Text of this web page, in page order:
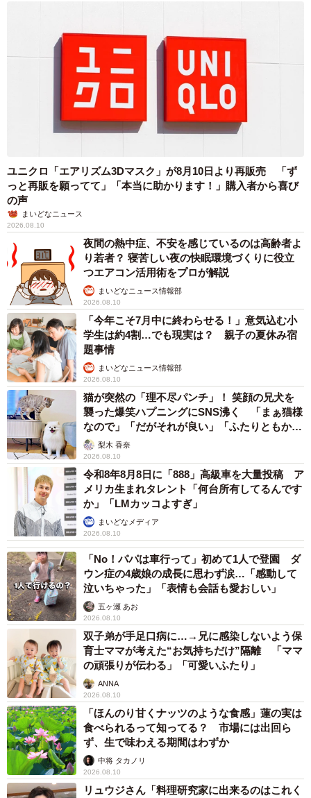
以上も持ちました。しかも自然派で罪悪感ゼロ。一方で、
見た目が大きいスナックでもサクサク系は一瞬で終了して
しまって意外でした」
長く食べ続けられるおやつ選びで重要だと感じたのは、
検証を通じて、「おやつを上手く活用して自分の時間を作
り出せるのでは」という目論見に、より確信を持てたそう
「おやつ選びにおいて栄養も大事ですが『食べている間に
親は何をできるか』が超重要。1歳はまだ自分で遊び続けら
れないので、『おやつタイム＝親の自分時間』とするため
に、『間を持たせられる』ことは大切なんです」
そして、この「間が持つおやつ」は、5歳の長男との時間に
も良い影響を与えたのだとか。
「次男が干し芋をモグモグしている間に、長男と『今日あ
ったこと』を話せる時間がつくれたときは嬉しいですね」
ユニクロ「エアリズム3Dマスク」が8月10日より再販売 「ず
っと再販を願ってて」「本当に助かります！」購入者から喜び
の声
まいどなニュース
2026.08.10
夜間の熱中症、不安を感じているのは高齢者よ
り若者？ 寝苦しい夜の快眠環境づくりに役立
つエアコン活用術をプロが解説
まいどなニュース情報部
2026.08.10
「今年こそ7月中に終わらせる！」意気込む小
学生は約4割…でも現実は？ 親子の夏休み宿
題事情
まいどなニュース情報部
2026.08.10
猫が突然の「理不尽パンチ」！ 笑顔の兄犬を
襲った爆笑ハプニングにSNS沸く 「まぁ猫様
なので」「だがそれが良い」「ふたりともかわ
いいね」
梨木 香奈
2026.08.10
令和8年8月8日に「888」高級車を大量投稿 ア
メリカ生まれタレント「何台所有してるんです
か」「LMカッコよすぎ」
まいどなメディア
2026.08.10
「No！パパは車行って」初めて1人で登園 ダ
ウン症の4歳娘の成長に思わず涙…「感動して
泣いちゃった」「表情も会話も愛おしい」
五ヶ瀬 あお
2026.08.10
双子弟が手足口病に…→兄に感染しないよう保
育士ママが考えた“お気持ちだけ”隔離 「ママ
の頑張りが伝わる」「可愛いふたり」
ANNA
2026.08.10
「ほんのり甘くナッツのような食感」蓮の実は
食べられるって知ってる？ 市場には出回ら
ず、生で味わえる期間はわずか
中将 タカノリ
2026.08.10
リュウジさん「料理研究家に出来るのはこれく